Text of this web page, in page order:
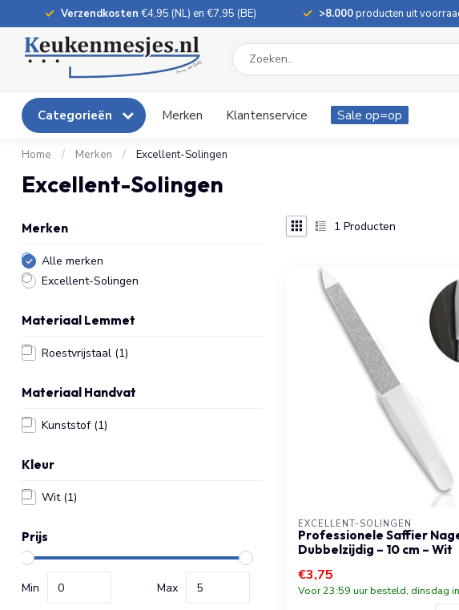
Verzendkosten €4,95 (NL) en €7,95 (BE) >8.000producten uit
Categorieën Merken Klantenservice Sale op=op
Home / Merken / Excellent-Solingen
Excellent-Solingen
Merken
Alle merken
Excellent-Solingen
Materiaal Lemmet
Roestvrijstaal (1)
Materiaal Handvat
Kunststof (1)
Kleur
Wit (1)
Prijs
Min Max
1 Producten
EXCELLENT-SOLINGEN
Professionele Saffier
Dubbelzijdig – 10 cm – Wit
€3,75
Voor 23:59 uur besteld, dinsdag